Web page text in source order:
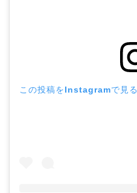
この投稿をInstagramで見る